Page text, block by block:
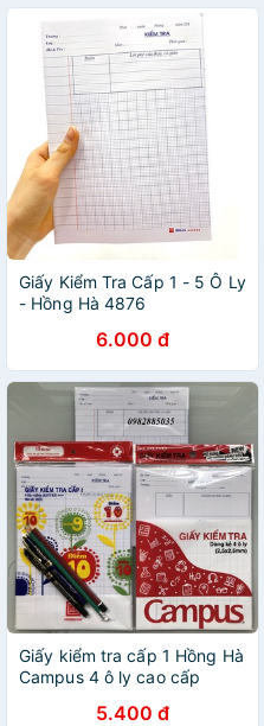
Giấy Kiểm Tra Cấp 1 - 5 Ô Ly
- Hồng Hà 4876
6.000 đ
Giấy kiểm tra cấp 1 Hồng Hà
Campus 4 ô ly cao cấp
5.400 đ